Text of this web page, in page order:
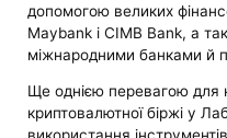
допомогою великих
Maybank і CIMB Bank, а
міжнародними банками й
Ще однією перевагою для
криптовалютної біржі у